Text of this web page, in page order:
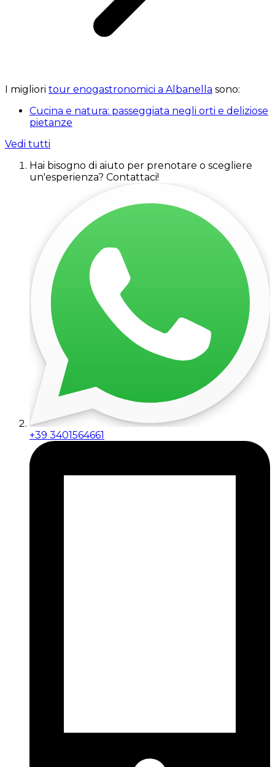
I migliori tour enogastronomici a Albanella sono:
Cucina e natura: passeggiata negli orti e deliziose
pietanze
Vedi tutti
Hai bisogno di aiuto per prenotare o scegliere
un'esperienza? Contattaci!
+39 3401564661